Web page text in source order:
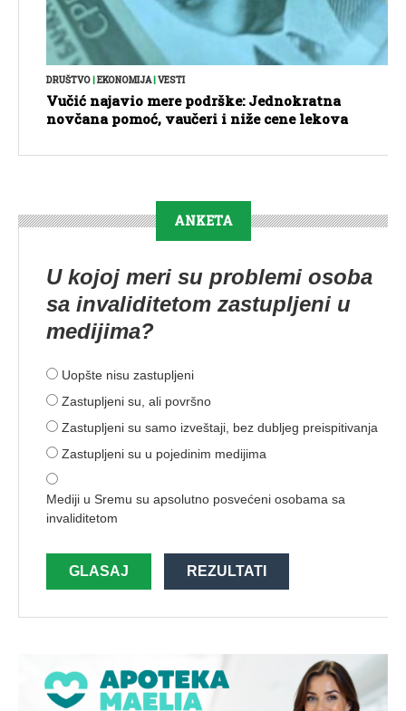
DRUŠTVO|EKONOMIJA|VESTI
Vučić najavio mere podrške: Jednokratna
novčana pomoć, vaučeri i niže cene lekova
ANKETA
U kojoj meri su problemi osoba
sa invaliditetom zastupljeni u
medijima?
Uopšte nisu zastupljeni
Zastupljeni su, ali površno
Zastupljeni su samo izveštaji, bez dubljeg preispitivanja
Zastupljeni su u pojedinim medijima
Mediji u Sremu su apsolutno posvećeni osobama sa
invaliditetom
GLASAJ REZULTATI